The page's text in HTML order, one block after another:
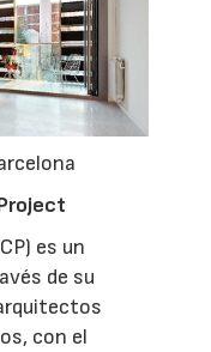
es un
de su
con el